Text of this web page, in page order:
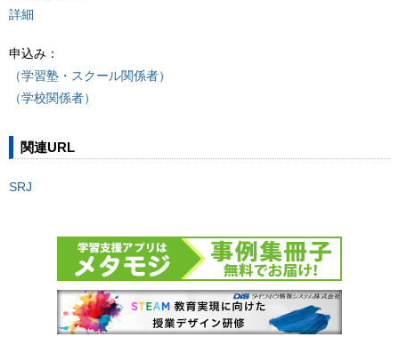
詳細
申込み：
（学習塾・スクール関係者）
（学校関係者）
関連URL
SRJ